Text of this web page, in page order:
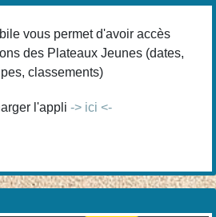
vous permet d'avoir accès
des Plateaux Jeunes (dates,
classements)
l'appli -> ici <-